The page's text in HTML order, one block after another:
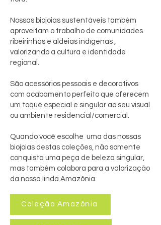
Nossas biojoias sustentáveis também
aproveitam o trabalho de comunidades
ribeirinhas e aldeias indígenas ,
valorizando a cultura e identidade
regional.
São acessórios pessoais e decorativos
com acabamento perfeito que oferecem
um toque especial e singular ao seu visual
ou ambiente residencial/comercial.
Quando você escolhe uma das nossas
biojoias destas coleções, não somente
conquista uma peça de beleza singular,
mas também colabora para a valorização
da nossa linda Amazônia.
Coleção Amazônia